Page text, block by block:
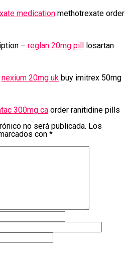
medication methotrexate order
– reglan 20mg pill losartan
nexium 20mg uk buy imitrex 50mg
300mg ca order ranitidine pills
no será publicada. Los
con *